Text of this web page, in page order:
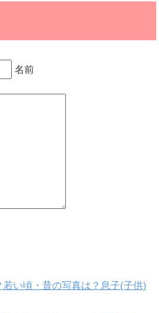
名前
い頃・昔の写真は？息子(子供)